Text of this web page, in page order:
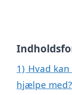
1) Hvad
hjælpe med?